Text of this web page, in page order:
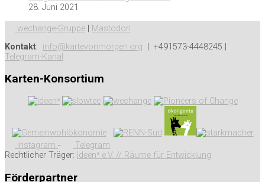
28. Juni 2021
wechange-Gruppe
Mastodon
Kontakt: info@kartevonmorgen.org | +491573-4448245 |
Telegram-Kanal
Karten-Konsortium
Instagram -
Telegram
Rechtlicher Träger: Ideen³ e.V. // Räume für Entwicklung
Förderpartner